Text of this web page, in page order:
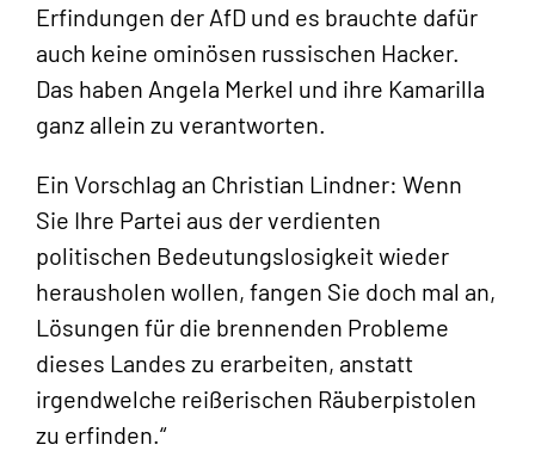
Erfindungen der AfD und es brauchte dafür
auch keine ominösen russischen Hacker.
Das haben Angela Merkel und ihre Kamarilla
ganz allein zu verantworten.
Ein Vorschlag an Christian Lindner: Wenn
Sie Ihre Partei aus der verdienten
politischen Bedeutungslosigkeit wieder
herausholen wollen, fangen Sie doch mal an,
Lösungen für die brennenden Probleme
dieses Landes zu erarbeiten, anstatt
irgendwelche reißerischen Räuberpistolen
zu erfinden.“